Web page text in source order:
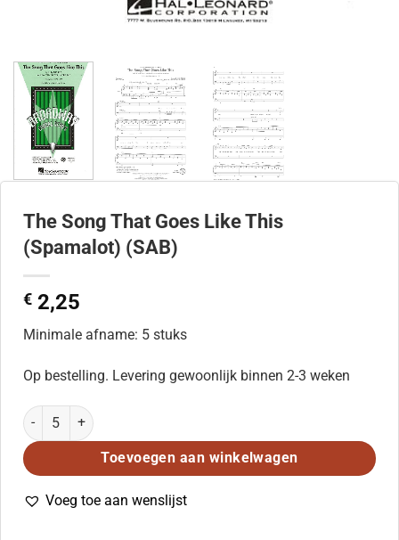
The Song That Goes Like This
(Spamalot) (SAB)
€ 2,25
Minimale afname: 5 stuks
Op bestelling. Levering gewoonlijk binnen 2-3 weken
The Song That Goes Like This (Spamalot) (SAB) aantal
Toevoegen aan winkelwagen
Voeg toe aan wenslijst